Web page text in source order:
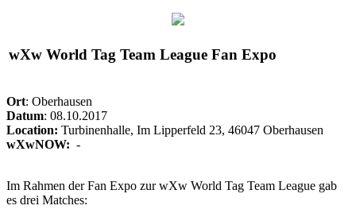
wXw World Tag Team League Fan Expo
Ort: Oberhausen
Datum: 08.10.2017
Location: Turbinenhalle, Im Lipperfeld 23, 46047 Oberhausen
wXwNOW: -
Im Rahmen der Fan Expo zurwXw World Tag Team League gab
es drei Matches: